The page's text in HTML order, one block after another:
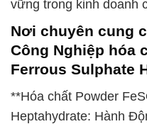
vững trong kinh doanh
Nơi chuyên cung
Công Nghiệp hóa
Ferrous Sulphate
**Hóa chất Powder
Heptahydrate: Hành